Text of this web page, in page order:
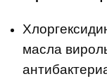
масла